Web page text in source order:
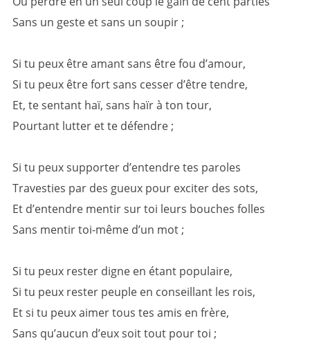
Sans un geste et sans un soupir ;
Si tu peux être amant sans être fou d’amour,
Si tu peux être fort sans cesser d’être tendre,
Et, te sentant haï, sans haïr à ton tour,
Pourtant lutter et te défendre ;
Si tu peux supporter d’entendre tes paroles
Travesties par des gueux pour exciter des sots,
Et d’entendre mentir sur toi leurs bouches folles
Sans mentir toi-même d’un mot ;
Si tu peux rester digne en étant populaire,
Si tu peux rester peuple en conseillant les rois,
Et si tu peux aimer tous tes amis en frère,
Sans qu’aucun d’eux soit tout pour toi ;